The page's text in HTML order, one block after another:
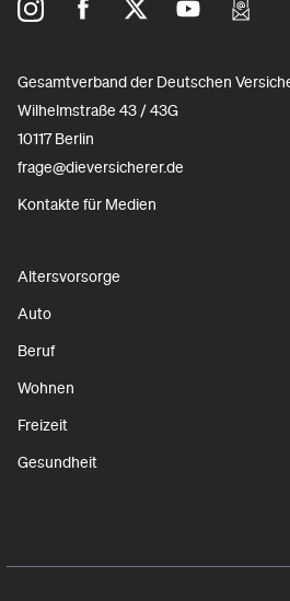
Gesamtverband der Deutschen
Wilhelmstraße 43 / 43G
10117 Berlin
frage@dieversicherer.de
Kontakte für Medien
Altersvorsorge
Auto
Beruf
Wohnen
Freizeit
Gesundheit